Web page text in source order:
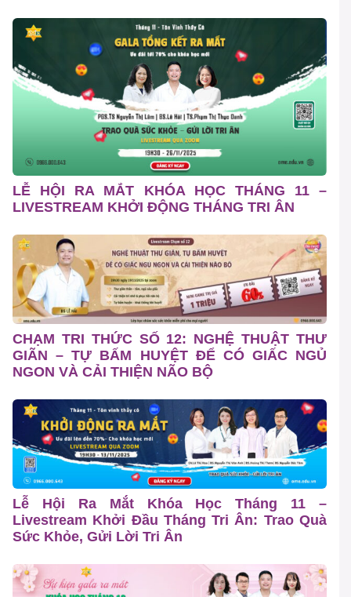
LỄ HỘI RA MẮT KHÓA HỌC THÁNG 11 –
LIVESTREAM KHỞI ĐỘNG THÁNG TRI ÂN
CHẠM TRI THỨC SỐ 12: NGHỆ THUẬT THƯ
GIÃN – TỰ BẤM HUYỆT ĐỂ CÓ GIẤC NGỦ
NGON VÀ CẢI THIỆN NÃO BỘ
Lễ Hội Ra Mắt Khóa Học Tháng 11 –
Livestream Khởi Đầu Tháng Tri Ân: Trao Quà
Sức Khỏe, Gửi Lời Tri Ân